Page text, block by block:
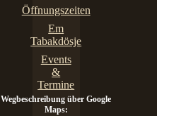
Öffnungszeiten
Em
Tabakdösje
Events
&
Termine
Wegbeschreibung über Google
Maps: